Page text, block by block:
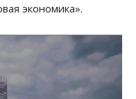
экономика».